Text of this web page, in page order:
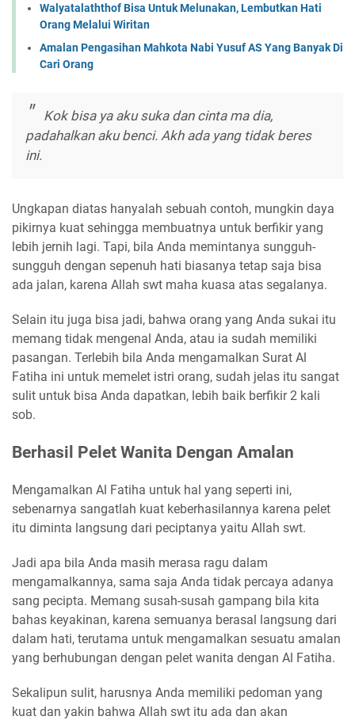
Walyatalaththof Bisa Untuk Melunakan, Lembutkan Hati
Orang Melalui Wiritan
Amalan Pengasihan Mahkota Nabi Yusuf AS Yang Banyak Di
Cari Orang
Kok bisa ya aku suka dan cinta ma dia,
padahalkan aku benci. Akh ada yang tidak beres
ini.
Ungkapan diatas hanyalah sebuah contoh, mungkin daya
pikirnya kuat sehingga membuatnya untuk berfikir yang
lebih jernih lagi. Tapi, bila Anda memintanya sungguh-
sungguh dengan sepenuh hati biasanya tetap saja bisa
ada jalan, karena Allah swt maha kuasa atas segalanya.
Selain itu juga bisa jadi, bahwa orang yang Anda sukai itu
memang tidak mengenal Anda, atau ia sudah memiliki
pasangan. Terlebih bila Anda mengamalkan Surat Al
Fatiha ini untuk memelet istri orang, sudah jelas itu sangat
sulit untuk bisa Anda dapatkan, lebih baik berfikir 2 kali
sob.
Berhasil Pelet Wanita Dengan Amalan
Mengamalkan Al Fatiha untuk hal yang seperti ini,
sebenarnya sangatlah kuat keberhasilannya karena pelet
itu diminta langsung dari peciptanya yaitu Allah swt.
Jadi apa bila Anda masih merasa ragu dalam
mengamalkannya, sama saja Anda tidak percaya adanya
sang pecipta. Memang susah-susah gampang bila kita
bahas keyakinan, karena semuanya berasal langsung dari
dalam hati, terutama untuk mengamalkan sesuatu amalan
yang berhubungan dengan pelet wanita dengan Al Fatiha.
Sekalipun sulit, harusnya Anda memiliki pedoman yang
kuat dan yakin bahwa Allah swt itu ada dan akan